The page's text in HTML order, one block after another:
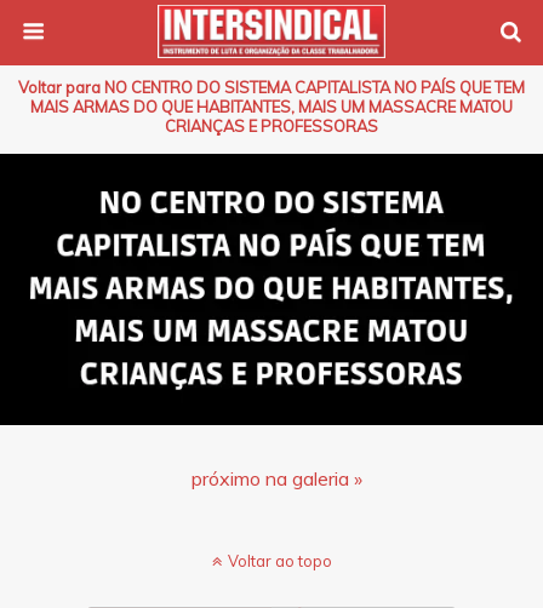
Voltar para NO CENTRO DO SISTEMA CAPITALISTA NO PAÍS QUE TEM
MAIS ARMAS DO QUE HABITANTES, MAIS UM MASSACRE MATOU
CRIANÇAS E PROFESSORAS
próximo na galeria »
Voltar ao topo